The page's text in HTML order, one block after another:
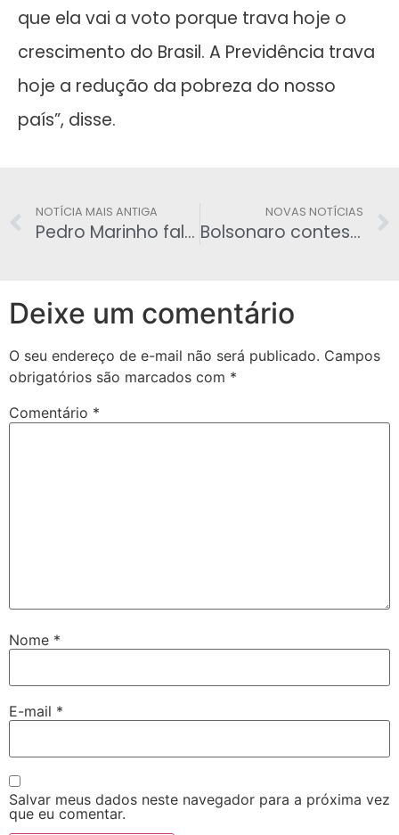
que ela vai a voto porque trava hoje o
crescimento do Brasil. A Previdência trava
hoje a redução da pobreza do nosso
país”, disse.
NOTÍCIA MAIS ANTIGA
Pedro Marinho fala da demissão de um delegado da Polícia Civil de Rondônia
NOVAS NOTÍCIAS
Bolsonaro contesta críticas à proposta de reajuste para militares
Deixe um comentário
O seu endereço de e-mail não será publicado. Campos
obrigatórios são marcados com *
Comentário *
Nome *
E-mail *
Salvar meus dados neste navegador para a próxima vez
que eu comentar.